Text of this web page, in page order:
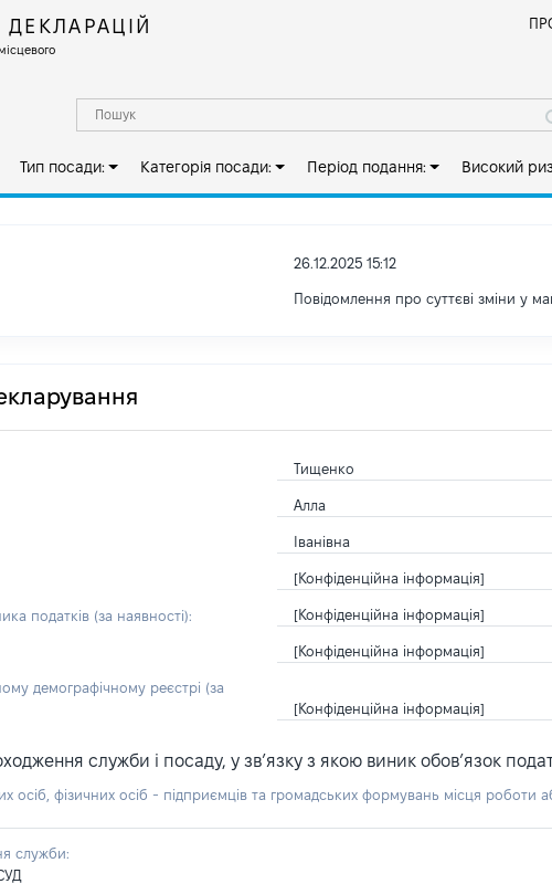
Тип посади: Категорія посади: Період подання: Високий
26.12.2025 15:12
Повідомлення про суттєві зміни у
Тищенко
Алла
Іванівна
[Конфіденційна інформація]
податків (за наявності): [Конфіденційна інформація]
[Конфіденційна інформація]
демографічному реєстрі (за
[Конфіденційна інформація]
служби і посаду, у зв’язку з якою виник обов’язок
осіб, фізичних осіб - підприємців та громадських формувань місця роботи
служби: